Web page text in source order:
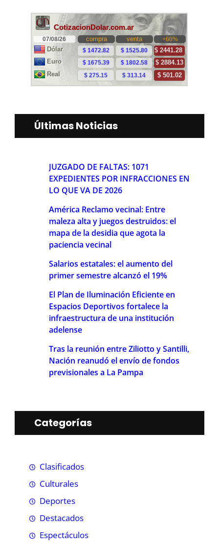
Últimas Noticias
JUZGADO DE FALTAS: 1071
EXPEDIENTES POR INFRACCIONES EN
LO QUE VA DE 2026
América Reclamo vecinal: Entre
maleza alta y juegos destruidos: el
mapa de la desidia que agota la
paciencia vecinal
Salarios estatales: el aumento del
primer semestre alcanzó el 19%
El Plan de Iluminación Eficiente en
Espacios Deportivos fortalece la
infraestructura de una institución
adelense
Tras la reunión entre Ziliotto y Santilli,
Nación reanudó el envío de fondos
previsionales a La Pampa
Categorías
Clasificados
Culturales
Deportes
Destacados
Espectáculos